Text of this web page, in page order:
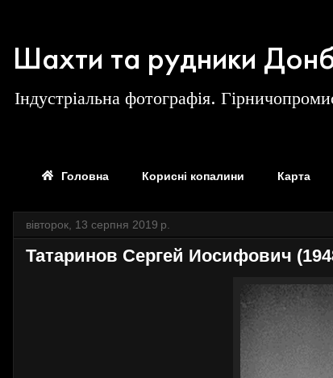
Шахти та рудники
Індустріальна фотографія.
Головна Корисні копалини Карта
вівторок, 13 серпня 2019 р.
Татаринов Сергей Иосифович